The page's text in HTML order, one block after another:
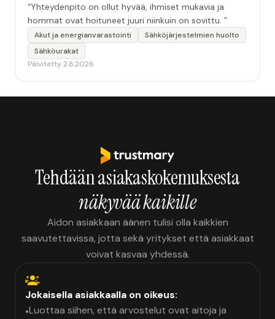
“Yhteydenpito on ollut hyvää, ihmiset mukavia ja
hommat ovat hoituneet juuri niinkuin on sovittu. ”
Akut ja energianvarastointi
Sähköjärjestelmien huolto
Sähköurakat
Päivitetty 2.8.2026
Tehdään asiakaskokemuksesta
näkyvää kaikille
Aidon asiakkaan äänen tulisi olla kaikkien
saavutettavissa, jotta sekä yritykset että asiakkaat
voivat kasvaa yhdessä.
Jokaisella asiakkaalla on oikeus:
•Luottaa siihen, että arvostelut ovat aitoja ja